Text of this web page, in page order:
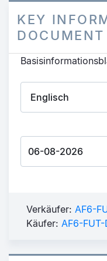
KEY
DOCUMENT
Verkäufer: AF6-
Käufer: AF6-FUT-